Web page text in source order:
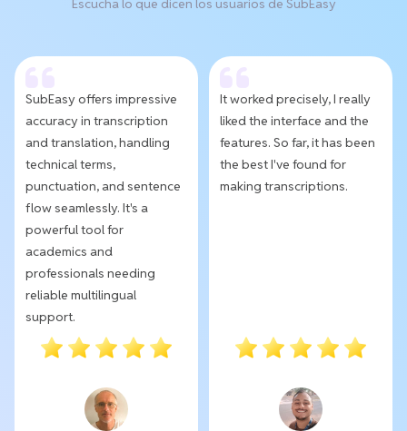
Escucha lo que dicen los usuarios de SubEasy
SubEasy offers impressive
accuracy in transcription
and translation, handling
technical terms,
punctuation, and sentence
flow seamlessly. It's a
powerful tool for
academics and
professionals needing
reliable multilingual
support.
It worked precisely, I really
liked the interface and the
features. So far, it has been
the best I've found for
making transcriptions.